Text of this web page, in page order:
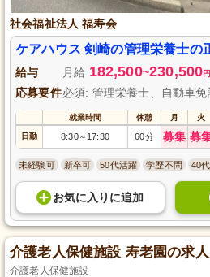
社会福祉法人 福寿会
ケアハウス 剣崎の管理栄養士の
給与 月給 182,500~230,500円
応募要件必須: 管理栄養士、自動車免
就業時間 休憩 月 火
日勤 8:30～ 17:30 60分 募集 募
未経験可 新卒可 50代活躍 学歴不問 40
お気に入り に追加
介護老人保健施設 寿老園の求人
介護老人保健施設